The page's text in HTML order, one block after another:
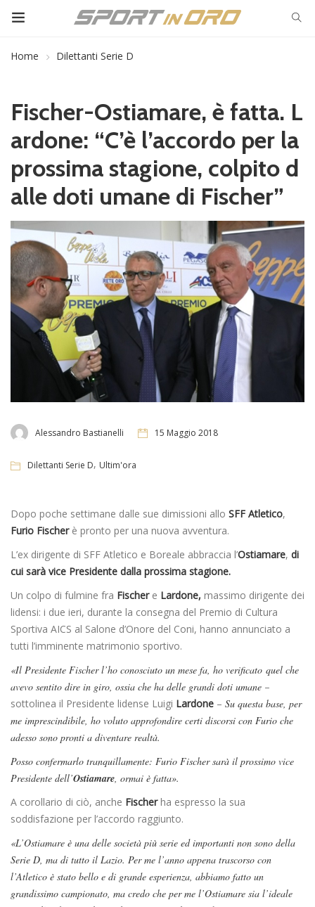
Home Dilettanti Serie D
Fischer-Ostiamare, è fatta. L
ardone: “C’è l’accordo per la
prossima stagione, colpito d
alle doti umane di Fischer”
Alessandro Bastianelli 15 Maggio 2018
Dilettanti Serie D, Ultim'ora
Dopo poche settimane dalle sue dimissioni allo SFF Atletico,
Furio Fischerè pronto per una nuova avventura.
L’ex dirigente di SFF Atletico e Boreale abbraccia l’Ostiamare, di
cui sarà vice Presidente dalla prossima stagione.
Un colpo di fulmine fra Fischere Lardone, massimo dirigente dei
lidensi: i due ieri, durante la consegna del Premio di Cultura
Sportiva AICS al Salone d’Onore del Coni, hanno annunciato a
tutti l’imminente matrimonio sportivo.
«Il Presidente Fischer l’ho conosciuto un mese fa, ho verificato quel che
avevo sentito dire in giro, ossia che ha delle grandi doti umane –
sottolinea il Presidente lidense Luigi Lardone – Su questa base, per
me imprescindibile, ho voluto approfondire certi discorsi con Furio che
adesso sono pronti a diventare realtà.
Posso confermarlo tranquillamente: Furio Fischer sarà il prossimo vice
Presidente dell’Ostiamare , ormai è fatta».
A corollario di ciò, anche Fischerha espresso la sua
soddisfazione per l’accordo raggiunto.
«L’Ostiamare è una delle società più serie ed importanti non sono della
Serie D, ma di tutto il Lazio. Per me l’anno appena trascorso con
l’Atletico è stato bello e di grande esperienza, abbiamo fatto un
grandissimo campionato, ma credo che per me l’Ostiamare sia l’ideale